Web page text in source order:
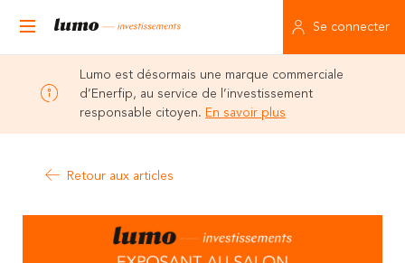
Se connecter
Lumo est désormais une marque commerciale
d’Enerfip, au service de l’investissement
responsable citoyen. En savoir plus
Retour aux articles